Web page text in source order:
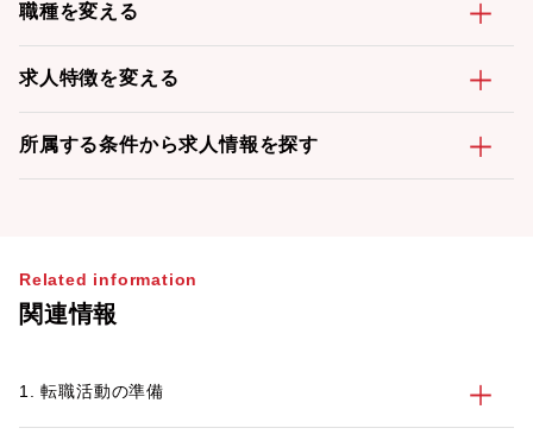
職種を変える
求人特徴を変える
所属する条件から求人情報を探す
Related information
関連情報
1. 転職活動の準備